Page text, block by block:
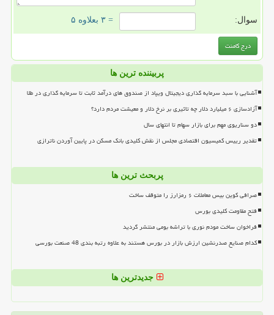
سوال: = ۳ بعلاوه ۵
پربیننده ترین ها
آشنایی با سبد سرمایه گذاری دیجیتال ویپاد از صندوق های درآمد ثابت تا سرمایه گذاری در طلا
آزادسازی ۶ میلیارد دلار چه تاثیری بر نرخ دلار و معیشت مردم دارد؟
دو سناریوی مهم برای بازار سهام تا انتهای سال
تقدیر رییس کمیسیون اقتصادی مجلس از نقش کلیدی بانک مسکن در پایین آوردن ناترازی
پربحث ترین ها
صرافی کوین بیس معاملات ۶ رمزارز را متوقف ساخت
فتح مقاومت کلیدی بورس
فراخوان ساخت مودم نوری با تراشه بومی منتشر گردید
کدام صنایع صدرنشین ارزش بازار در بورس هستند به علاوه رتبه بندی 48 صنعت بورسی
جدیدترین ها